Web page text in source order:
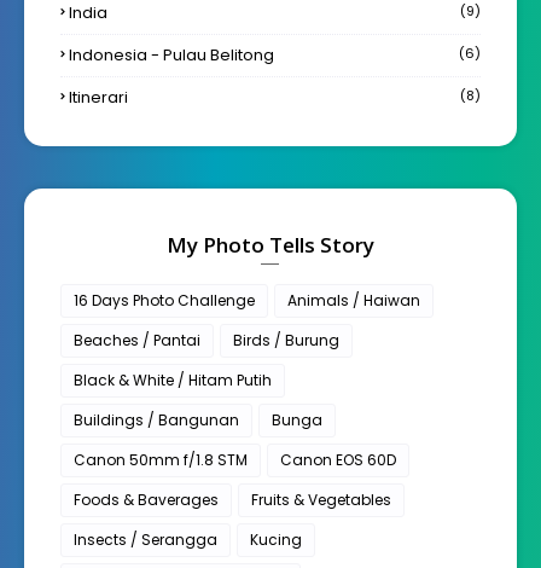
India (9)
Indonesia - Pulau Belitong (6)
Itinerari (8)
My Photo Tells Story
16 Days Photo Challenge
Animals / Haiwan
Beaches / Pantai
Birds / Burung
Black & White / Hitam Putih
Buildings / Bangunan
Bunga
Canon 50mm f/1.8 STM
Canon EOS 60D
Foods & Baverages
Fruits & Vegetables
Insects / Serangga
Kucing